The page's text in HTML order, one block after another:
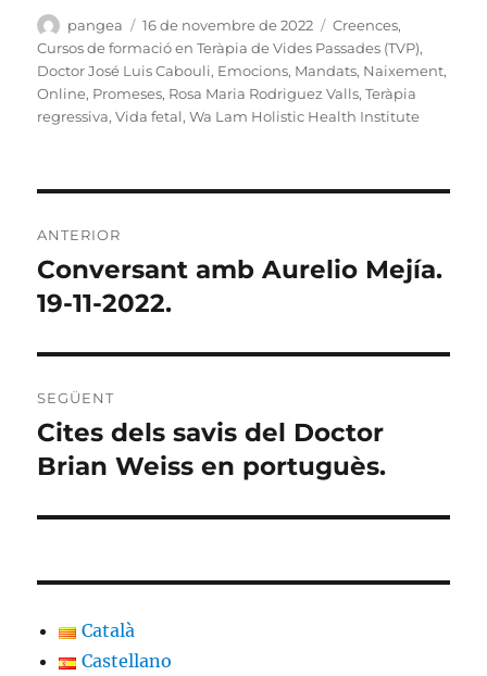
Autor
pangea
Publicat
el
16 de novembre de 2022 Categories
Creences,
Cursos de formació en Teràpia de Vides Passades (TVP),
Doctor José Luis Cabouli, Emocions, Mandats, Naixement,
Online, Promeses, Rosa Maria Rodriguez Valls,Teràpia
regressiva,Vida fetal,Wa Lam Holistic Health Institute
d'entrades
ANTERIOR
Entrada
anterior:
Conversant amb Aurelio Mejía.
19-11-2022.
SEGÜENT
Entrada
següent:
Cites dels savis del Doctor
Brian Weiss en portuguès.
Català
Castellano